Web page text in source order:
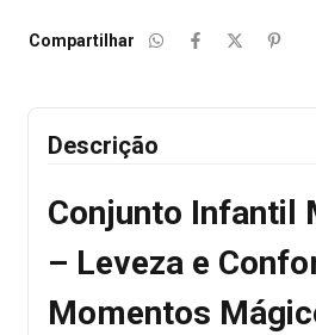
Compartilhar
Descrição
Conjunto Infantil
– Leveza e
Momentos